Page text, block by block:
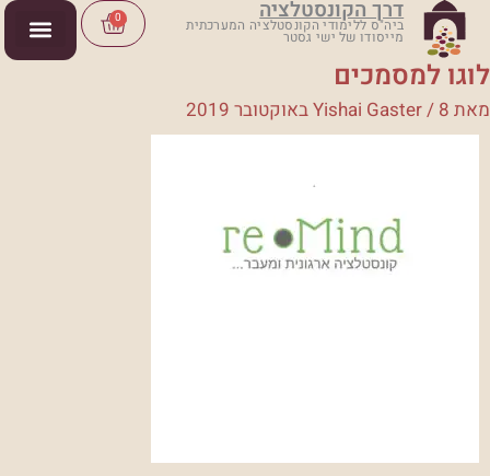
דילוג
לתוכן
דרך הקונסטלציה
ביה"ס ללימודי הקונסטלציה המערכתית
מייסודו של ישי גסטר
0
Cart
לוגו למסמכים
מאת Yishai Gaster/ 8 באוקטובר 2019